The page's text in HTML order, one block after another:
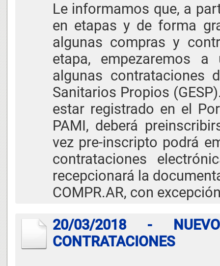
Le informamos que, a
en etapas y de forma
algunas compras y
etapa, empezaremos a
algunas contrataciones
Sanitarios Propios
estar registrado en el
PAMI, deberá
vez pre-inscripto podrá
contrataciones
recepcionará la
COMPR.AR, con
20/03/2018 -
CONTRATACIONES